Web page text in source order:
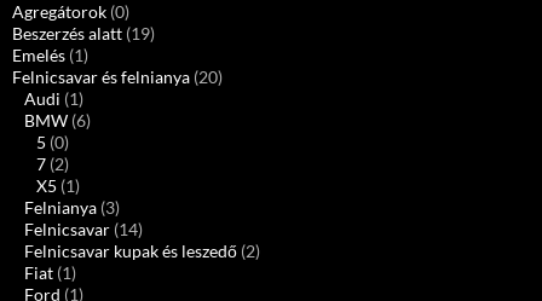
Agregátorok (0)
Beszerzés alatt (19)
Emelés (1)
Felnicsavar és felnianya (20)
Audi (1)
BMW (6)
5 (0)
7 (2)
X5 (1)
Felnianya (3)
Felnicsavar (14)
Felnicsavar kupak és leszedő (2)
Fiat (1)
Ford (1)